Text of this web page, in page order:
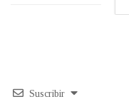
Suscribir